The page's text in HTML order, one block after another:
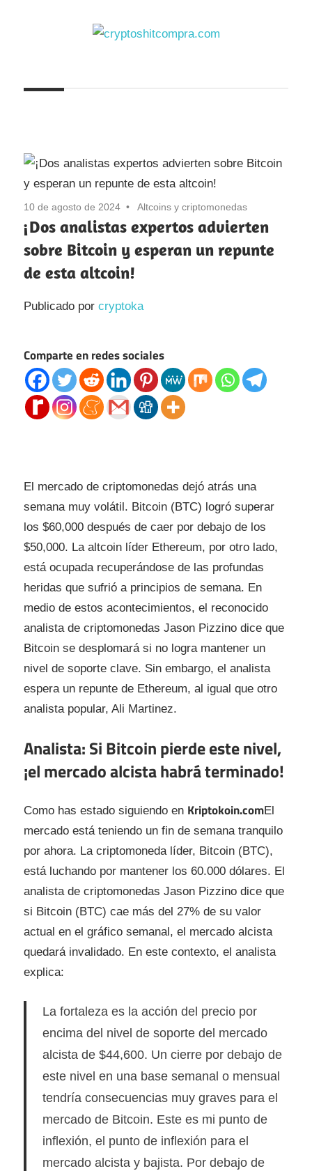
10 de agosto de 2024 Altcoins y criptomonedas
¡Dos analistas expertos advierten
sobre Bitcoin y esperan un repunte
de esta altcoin!
Publicado por cryptoka
Comparte en redes sociales
El mercado de criptomonedas dejó atrás una
semana muy volátil. Bitcoin (BTC) logró superar
los $60,000 después de caer por debajo de los
$50,000. La altcoin líder Ethereum, por otro lado,
está ocupada recuperándose de las profundas
heridas que sufrió a principios de semana. En
medio de estos acontecimientos, el reconocido
analista de criptomonedas Jason Pizzino dice que
Bitcoin se desplomará si no logra mantener un
nivel de soporte clave. Sin embargo, el analista
espera un repunte de Ethereum, al igual que otro
analista popular, Ali Martinez.
Analista: Si Bitcoin pierde este nivel,
¡el mercado alcista habrá terminado!
Como has estado siguiendo en Kriptokoin.comEl
mercado está teniendo un fin de semana tranquilo
por ahora. La criptomoneda líder, Bitcoin (BTC),
está luchando por mantener los 60.000 dólares. El
analista de criptomonedas Jason Pizzino dice que
si Bitcoin (BTC) cae más del 27% de su valor
actual en el gráfico semanal, el mercado alcista
quedará invalidado. En este contexto, el analista
explica:
La fortaleza es la acción del precio por
encima del nivel de soporte del mercado
alcista de $44,600. Un cierre por debajo de
este nivel en una base semanal o mensual
tendría consecuencias muy graves para el
mercado de Bitcoin. Este es mi punto de
inflexión, el punto de inflexión para el
mercado alcista y bajista. Por debajo de